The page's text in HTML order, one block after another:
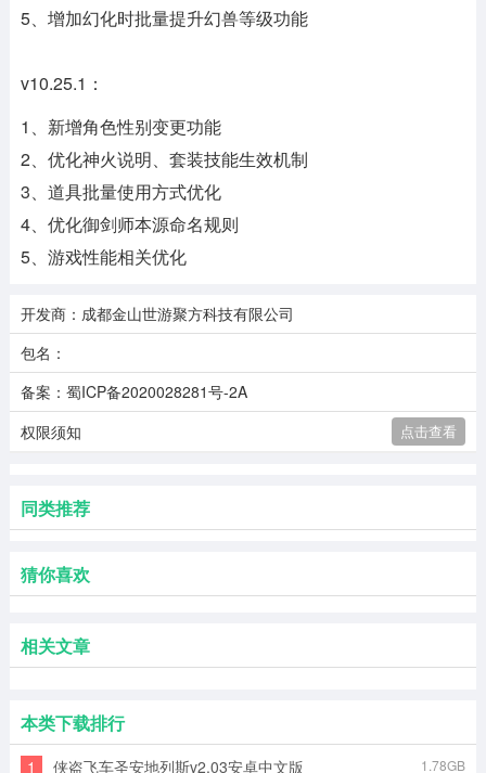
5、增加幻化时批量提升幻兽等级功能
v10.25.1：
1、新增角色性别变更功能
2、优化神火说明、套装技能生效机制
3、道具批量使用方式优化
4、优化御剑师本源命名规则
5、游戏性能相关优化
开发商：成都金山世游聚方科技有限公司
包名：
备案：蜀ICP备2020028281号-2A
权限须知
点击查看
同类推荐
猜你喜欢
相关文章
本类下载排行
1 侠盗飞车圣安地列斯v2.03安卓中文版 1.78GB